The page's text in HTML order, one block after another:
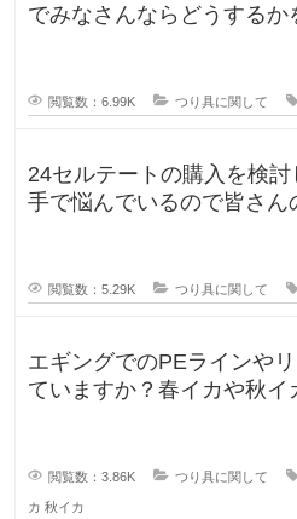
でみなさんならどうするか
閲覧数：6.99K つり具に関して
24セルテートの購入を検
手で悩んでいるので皆さん
閲覧数：5.29K つり具に関して
エギングでのPEラインや
ていますか？春イカや秋イ
閲覧数：3.86K つり具に関して
カ 秋イカ